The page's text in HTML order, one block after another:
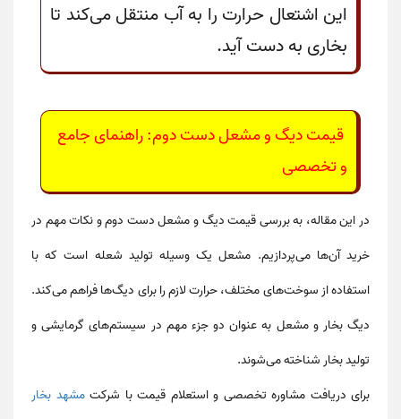
این اشتعال حرارت را به آب منتقل می‌کند تا
بخاری به دست آید.
قیمت دیگ و مشعل دست دوم: راهنمای جامع
و تخصصی
در این مقاله، به بررسیقیمت دیگ و مشعل دست دومو نکات مهم در
خرید آن‌ها می‌پردازیم. مشعل یک وسیله تولید شعله است که با
استفاده از سوخت‌های مختلف، حرارت لازم را برای دیگ‌ها فراهم می‌کند.
دیگ بخار و مشعل به عنوان دو جزء مهم در سیستم‌های گرمایشی و
تولید بخار شناخته می‌شوند.
برای دریافت مشاوره تخصصی و استعلام قیمت با شرکتمشهد بخار